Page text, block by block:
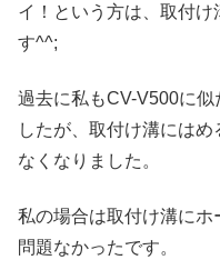
イ！という方は、取付け
す^^;
過去に私もCV-V500に似
したが、取付け溝には
なくなりました。
私の場合は取付け溝に
問題なかったです。